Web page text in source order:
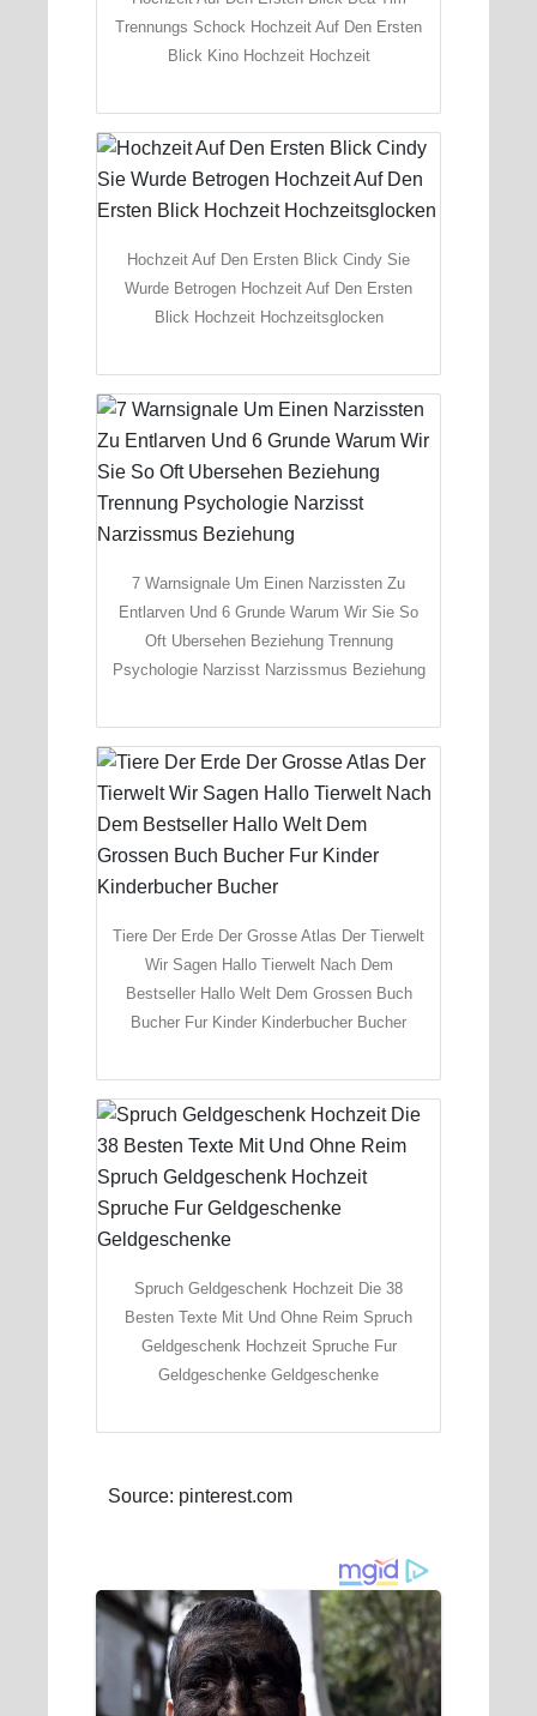
Trennungs Schock Hochzeit Auf Den Ersten
Blick Kino Hochzeit Hochzeit
Hochzeit Auf Den Ersten Blick Cindy Sie
Wurde Betrogen Hochzeit Auf Den Ersten
Blick Hochzeit Hochzeitsglocken
7 Warnsignale Um Einen Narzissten Zu
Entlarven Und 6 Grunde Warum Wir Sie So
Oft Ubersehen Beziehung Trennung
Psychologie Narzisst Narzissmus Beziehung
Tiere Der Erde Der Grosse Atlas Der Tierwelt
Wir Sagen Hallo Tierwelt Nach Dem
Bestseller Hallo Welt Dem Grossen Buch
Bucher Fur Kinder Kinderbucher Bucher
Spruch Geldgeschenk Hochzeit Die 38
Besten Texte Mit Und Ohne Reim Spruch
Geldgeschenk Hochzeit Spruche Fur
Geldgeschenke Geldgeschenke
Source: pinterest.com